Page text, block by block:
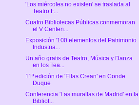
'Los miércoles no existen' se traslada al
Teatro F...
Cuatro Bibliotecas Públicas conmemoran
el V Centen...
Exposición '100 elementos del Patrimonio
Industria...
Un año gratis de Teatro, Música y Danza
en los Tea...
11ª edición de 'Ellas Crean' en Conde
Duque
Conferencia 'Las murallas de Madrid' en la
Bibliot...